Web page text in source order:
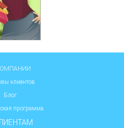
клиентов
Блог
программа